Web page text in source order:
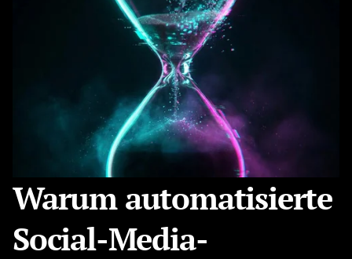
Warum automatisierte
Social-Media-